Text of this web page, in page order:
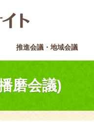
推進会議・地域会議
磨会議)